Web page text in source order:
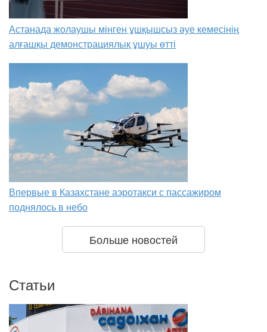
Астанада жолаушы мінген ұшқышсыз әуе кемесінің
алғашқы демонстрациялық ұшуы өтті
Впервые в Казахстане аэротакси с пассажиром
поднялось в небо
Больше новостей
Статьи